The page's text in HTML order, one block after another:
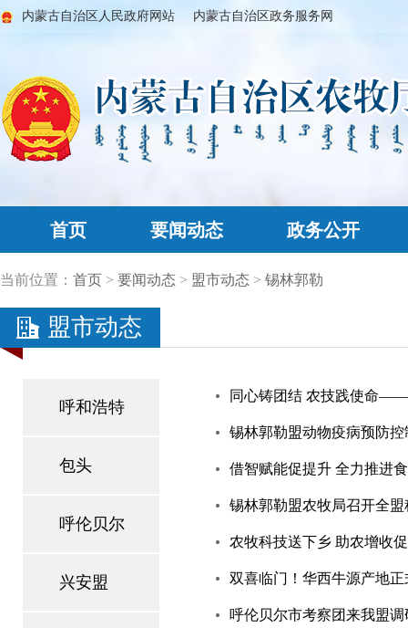
内蒙古自治区人民政府网站 内蒙古自治区政务服务网
首页 要闻动态 政务公开
当前位置： 首页 > 要闻动态 > 盟市动态 > 锡林郭勒
盟市动态
呼和浩特
包头
呼伦贝尔
兴安盟
同心铸团结 农技践使命——
锡林郭勒盟动物疫病预防
借智赋能促提升 全力推进
锡林郭勒盟农牧局召开全
农牧科技送下乡 助农增收
双喜临门！华西牛源产地
呼伦贝尔市考察团来我盟